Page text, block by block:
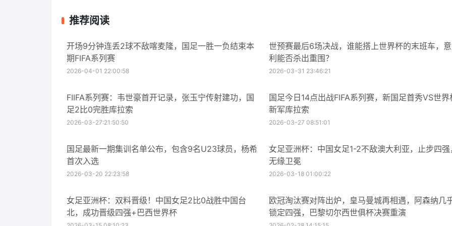
推荐阅读
开场9分钟连丢2球不敌喀麦隆，国足一胜一负结束本
期FIFA系列赛
2026-04-01 22:00:58
世预赛最后6场决战，谁能搭上世界杯的末班车，
利能否杀出重围？
2026-03-31 23:46:21
FIIFA系列赛：韦世豪首开记录，张玉宁传射建功，国
足2比0完胜库拉索
2026-03-27:21:50:50
国足今日14点出战FIFA系列赛，新国足首秀VS世界
新军库拉索
2026-03-27 08:51:01
国足最新一期集训名单公布，包含9名U23球员，杨希
首次入选
2026-03-20 22:23:58
女足亚洲杯：中国女足1-2不敌澳大利亚，止步四强
无缘卫冕
2026-03-18 01:00:22
女足亚洲杯：双料晋级！中国女足2比0战胜中国台
北，成功晋级四强+巴西世界杯
欧冠淘汰赛对阵出炉，皇马曼城再相遇，阿森纳几
锁定四强，巴黎切尔西世俱杯决赛重演